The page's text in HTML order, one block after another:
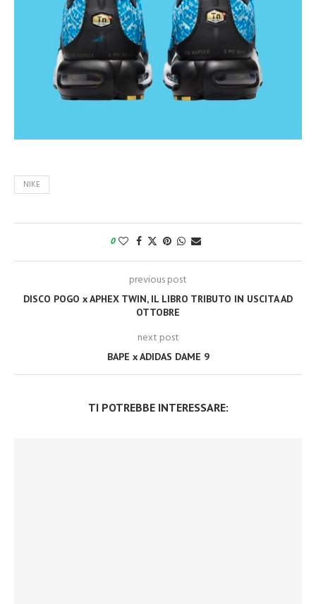
NIKE
0
previous post
DISCO POGO x APHEX TWIN, IL LIBRO TRIBUTO IN USCITA AD
OTTOBRE
next post
BAPE x ADIDAS DAME 9
TI POTREBBE INTERESSARE: